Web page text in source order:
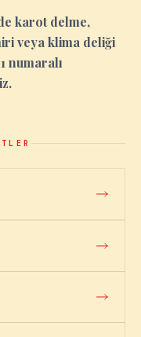
karot delme,
veya klima deliği
numaralı